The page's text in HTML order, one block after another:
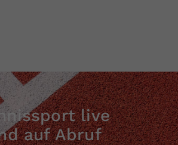
live
auf Abruf